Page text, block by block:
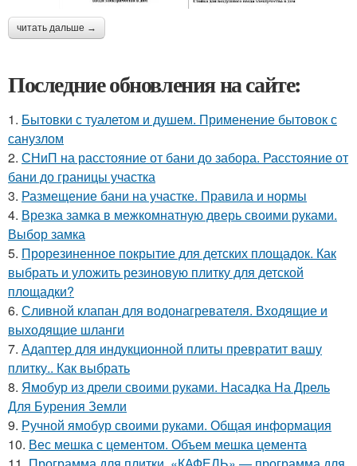
читать дальше →
Последние обновления на сайте:
1. Бытовки с туалетом и душем. Применение бытовок с
санузлом
2. СНиП на расстояние от бани до забора. Расстояние от
бани до границы участка
3. Размещение бани на участке. Правила и нормы
4. Врезка замка в межкомнатную дверь своими руками.
Выбор замка
5. Прорезиненное покрытие для детских площадок. Как
выбрать и уложить резиновую плитку для детской
площадки?
6. Сливной клапан для водонагревателя. Входящие и
выходящие шланги
7. Адаптер для индукционной плиты превратит вашу
плитку.. Как выбрать
8. Ямобур из дрели своими руками. Насадка На Дрель
Для Бурения Земли
9. Ручной ямобур своими руками. Общая информация
10. Вес мешка с цементом. Объем мешка цемента